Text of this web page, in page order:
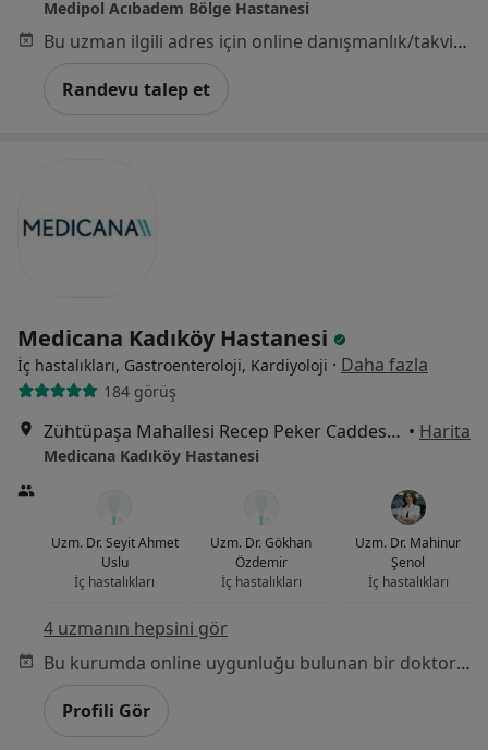
Medipol Acıbadem Bölge Hastanesi
Bu uzman ilgili adres için online danışmanlık/takvim sunmuyor.
Randevu talep et
Medicana Kadıköy Hastanesi
İç hastalıkları, Gastroenteroloji, Kardiyoloji · Daha fazla
184 görüş
Zühtüpaşa Mahallesi Recep Peker Caddesi No:11, Kadıköy • Harita
Medicana Kadıköy Hastanesi
Uzm. Dr. Seyit Ahmet
Uslu
İç hastalıkları
Uzm. Dr. Gökhan
Özdemir
İç hastalıkları
Uzm. Dr. Mahinur
Şenol
İç hastalıkları
4 uzmanın hepsini gör
Bu kurumda online uygunluğu bulunan bir doktor veya uzman bulunamadı
Profili Gör